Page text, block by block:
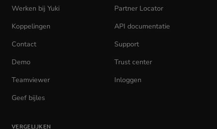
Werken bij Yuki
Partner Locator
Koppelingen
API documentatie
Contact
Support
Demo
Trust center
Teamviewer
Inloggen
Geef bijles
VERGELIJKEN